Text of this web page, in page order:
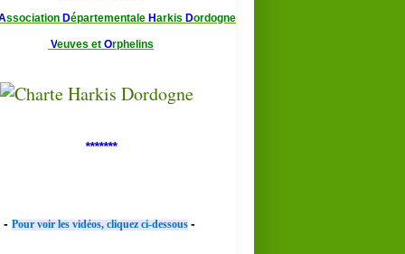
ssociation Départementale Harkis Dordogne
Veuves et Orphelins
*******
- Pour voir les vidéos, cliquez ci-dessous -